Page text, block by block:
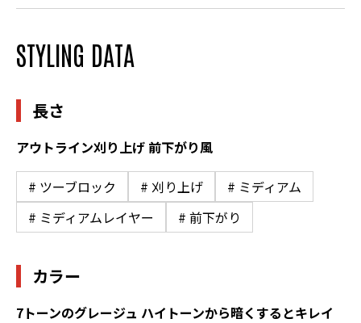
STYLING DATA
長さ
アウトライン刈り上げ 前下がり風
# ツーブロック # 刈り上げ
# ミディアム
# ミディアムレイヤー
# 前下がり
カラー
7トーンのグレージュ ハイトーンから暗くするとキレイ